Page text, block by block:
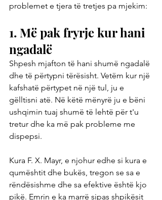
problemet e tjera të tretjes pa mjekim:
1. Më pak fryrje kur hani
ngadalë
Shpesh mjafton të hani shumë ngadalë
dhe të përtypni tërësisht. Vetëm kur një
kafshatë përtypet në një tul, ju e
gëlltisni atë. Në këtë mënyrë ju e bëni
ushqimin tuaj shumë të lehtë për t'u
tretur dhe ka më pak probleme me
dispepsi.
Kura F. X. Mayr, e njohur edhe si kura e
qumështit dhe bukës, tregon se sa e
rëndësishme dhe sa efektive është kjo
pikë. Emrin e ka marrë sipas shpikësit